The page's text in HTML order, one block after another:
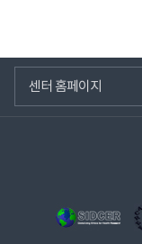
센터 홈페이지